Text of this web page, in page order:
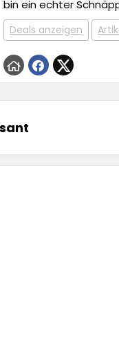
bin ein echter
Deals anzeigen